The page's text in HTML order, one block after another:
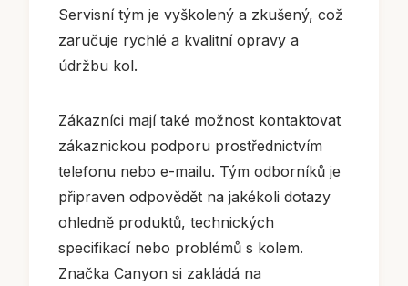
Servisní tým je vyškolený a zkušený, což
zaručuje rychlé a kvalitní opravy a
údržbu kol.
Zákazníci mají také možnost kontaktovat
zákaznickou podporu prostřednictvím
telefonu nebo e-mailu. Tým odborníků je
připraven odpovědět na jakékoli dotazy
ohledně produktů, technických
specifikací nebo problémů s kolem.
Značka Canyon si zakládá na